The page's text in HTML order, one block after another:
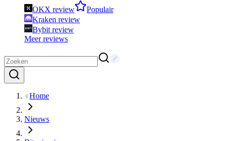
OKX review
Populair
Kraken review
Bybit review
Meer reviews
Home
Nieuws